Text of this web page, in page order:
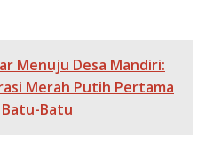
Menuju Desa Mandiri:
Merah Putih Pertama
Batu